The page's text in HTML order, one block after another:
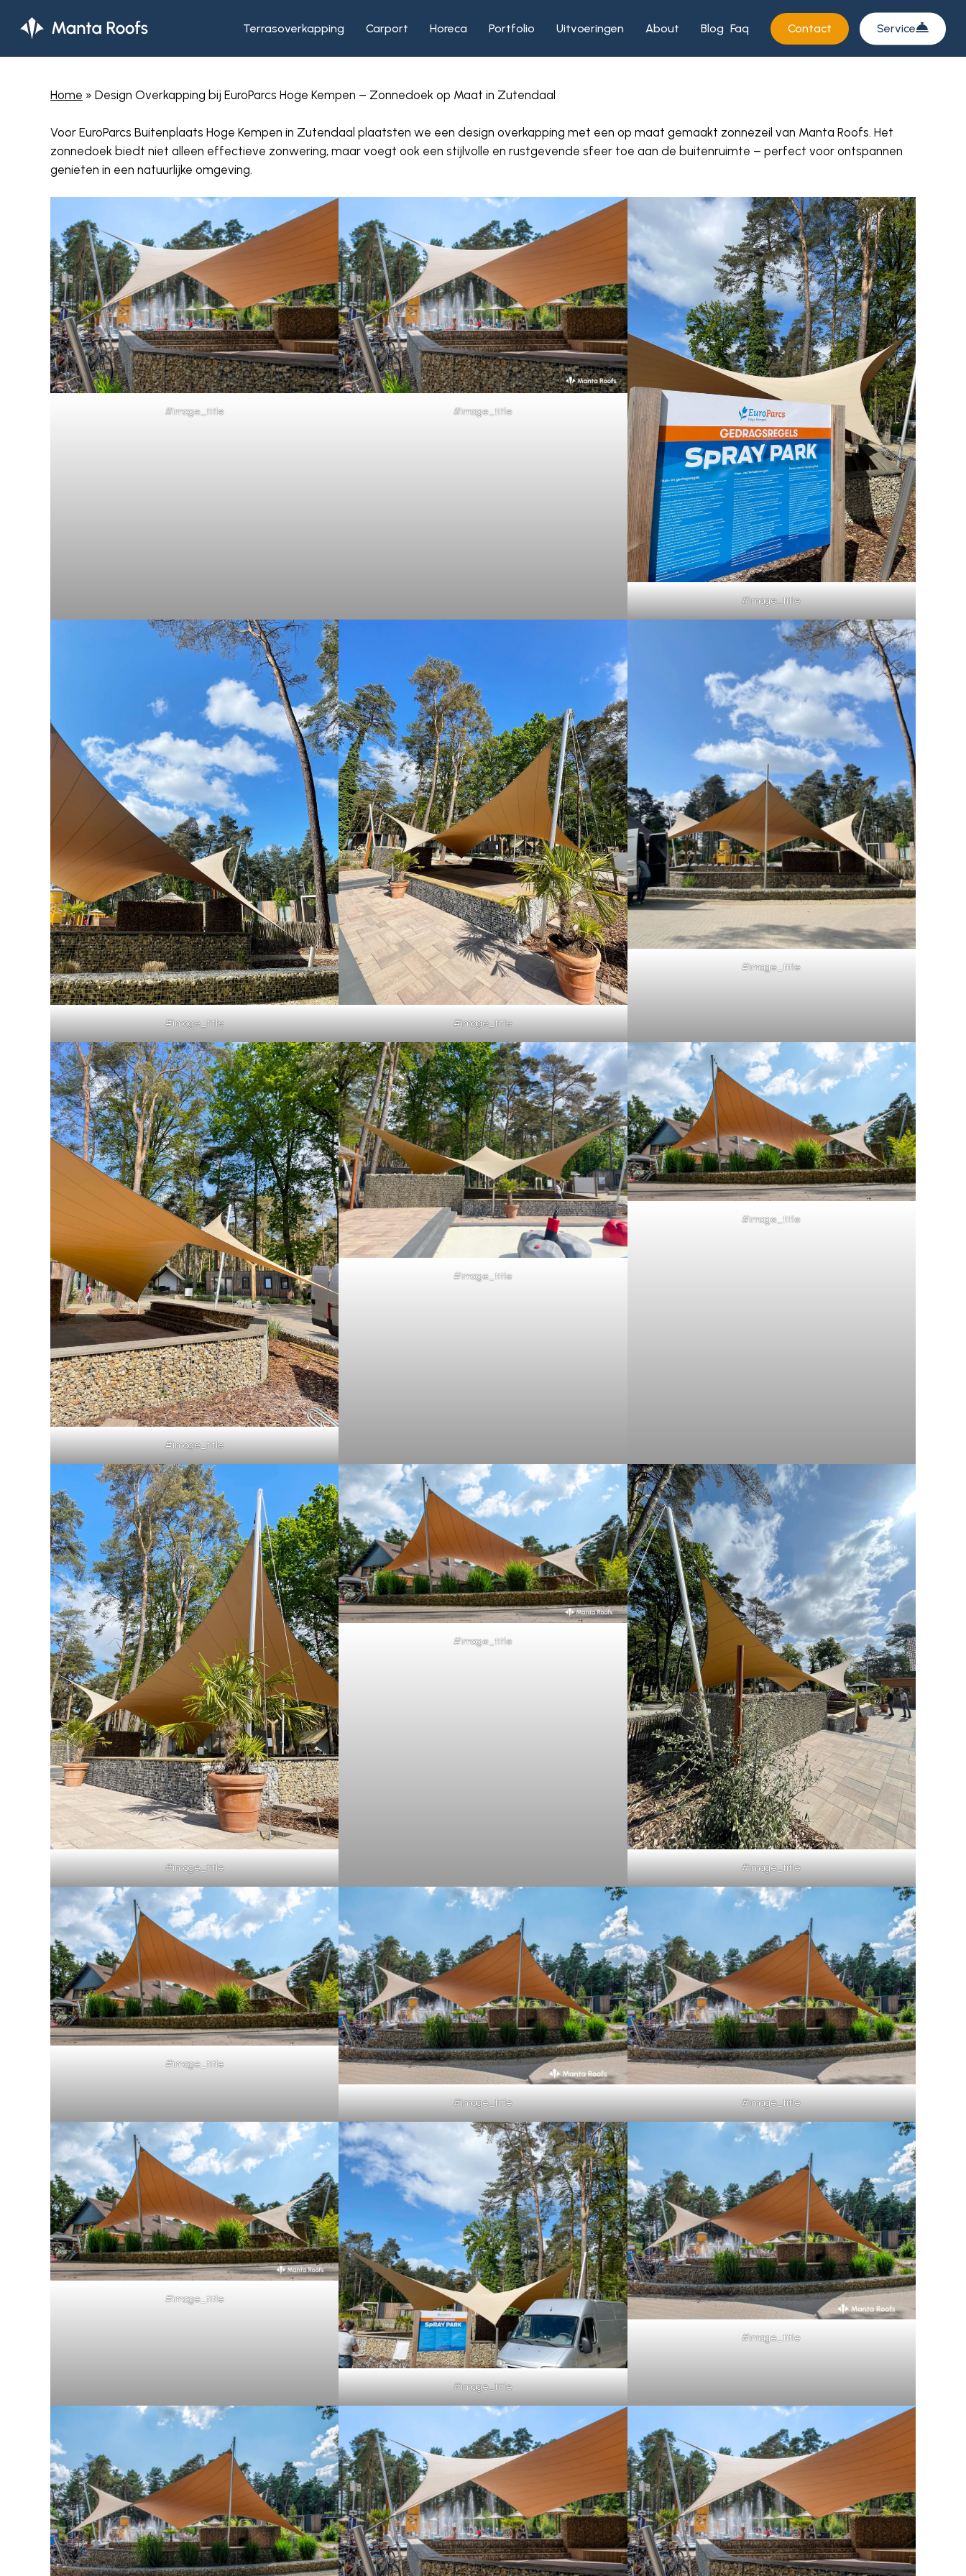
Terrasoverkapping Carport Horeca Portfolio Uitvoeringen About Blog Faq Contact Service
Home » Design Overkapping bij EuroParcs Hoge Kempen – Zonnedoek op Maat in Zutendaal
Voor EuroParcs Buitenplaats Hoge Kempen in Zutendaal plaatsten we een design overkapping met een op maat gemaakt zonnezeil van Manta Roofs. Het
zonnedoek biedt niet alleen effectieve zonwering, maar voegt ook een stijlvolle en rustgevende sfeer toe aan de buitenruimte – perfect voor ontspannen
genieten in een natuurlijke omgeving.
#image_title #image_title
#image_title
#image_title #image_title
#image_title
#image_title
#image_title
#image_title
#image_title
#image_title
#image_title
#image_title
#image_title #image_title
#image_title
#image_title
#image_title